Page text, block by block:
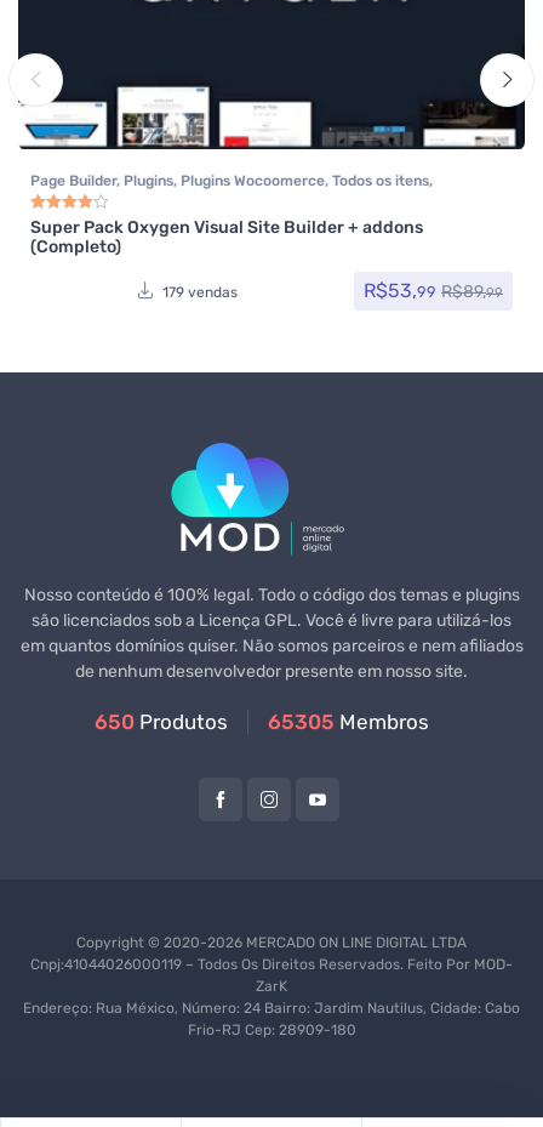
Page Builder, Plugins, Plugins Wocoomerce, Todos os itens,
Woocommerce
Avaliação 4.00de 5
Super Pack Oxygen Visual Site Builder + addons
(Completo)
179 vendas R$53,99 R$89,99
Nosso conteúdo é 100% legal. Todo o código dos temas e plugins
são licenciados sob a Licença GPL. Você é livre para utilizá-los
em quantos domínios quiser. Não somos parceiros e nem afiliados
de nenhum desenvolvedor presente em nosso site.
650 Produtos 65305 Membros
Copyright © 2020-2026 MERCADO ON LINE DIGITAL LTDA
Cnpj:41044026000119 – Todos Os Direitos Reservados. Feito Por MOD-
ZarK
Endereço: Rua México, Número: 24 Bairro: Jardim Nautilus, Cidade: Cabo
Frio-RJ Cep: 28909-180